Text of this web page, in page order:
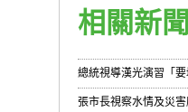
相關新聞
總統視導漢光演習「
張市長視察水情及災